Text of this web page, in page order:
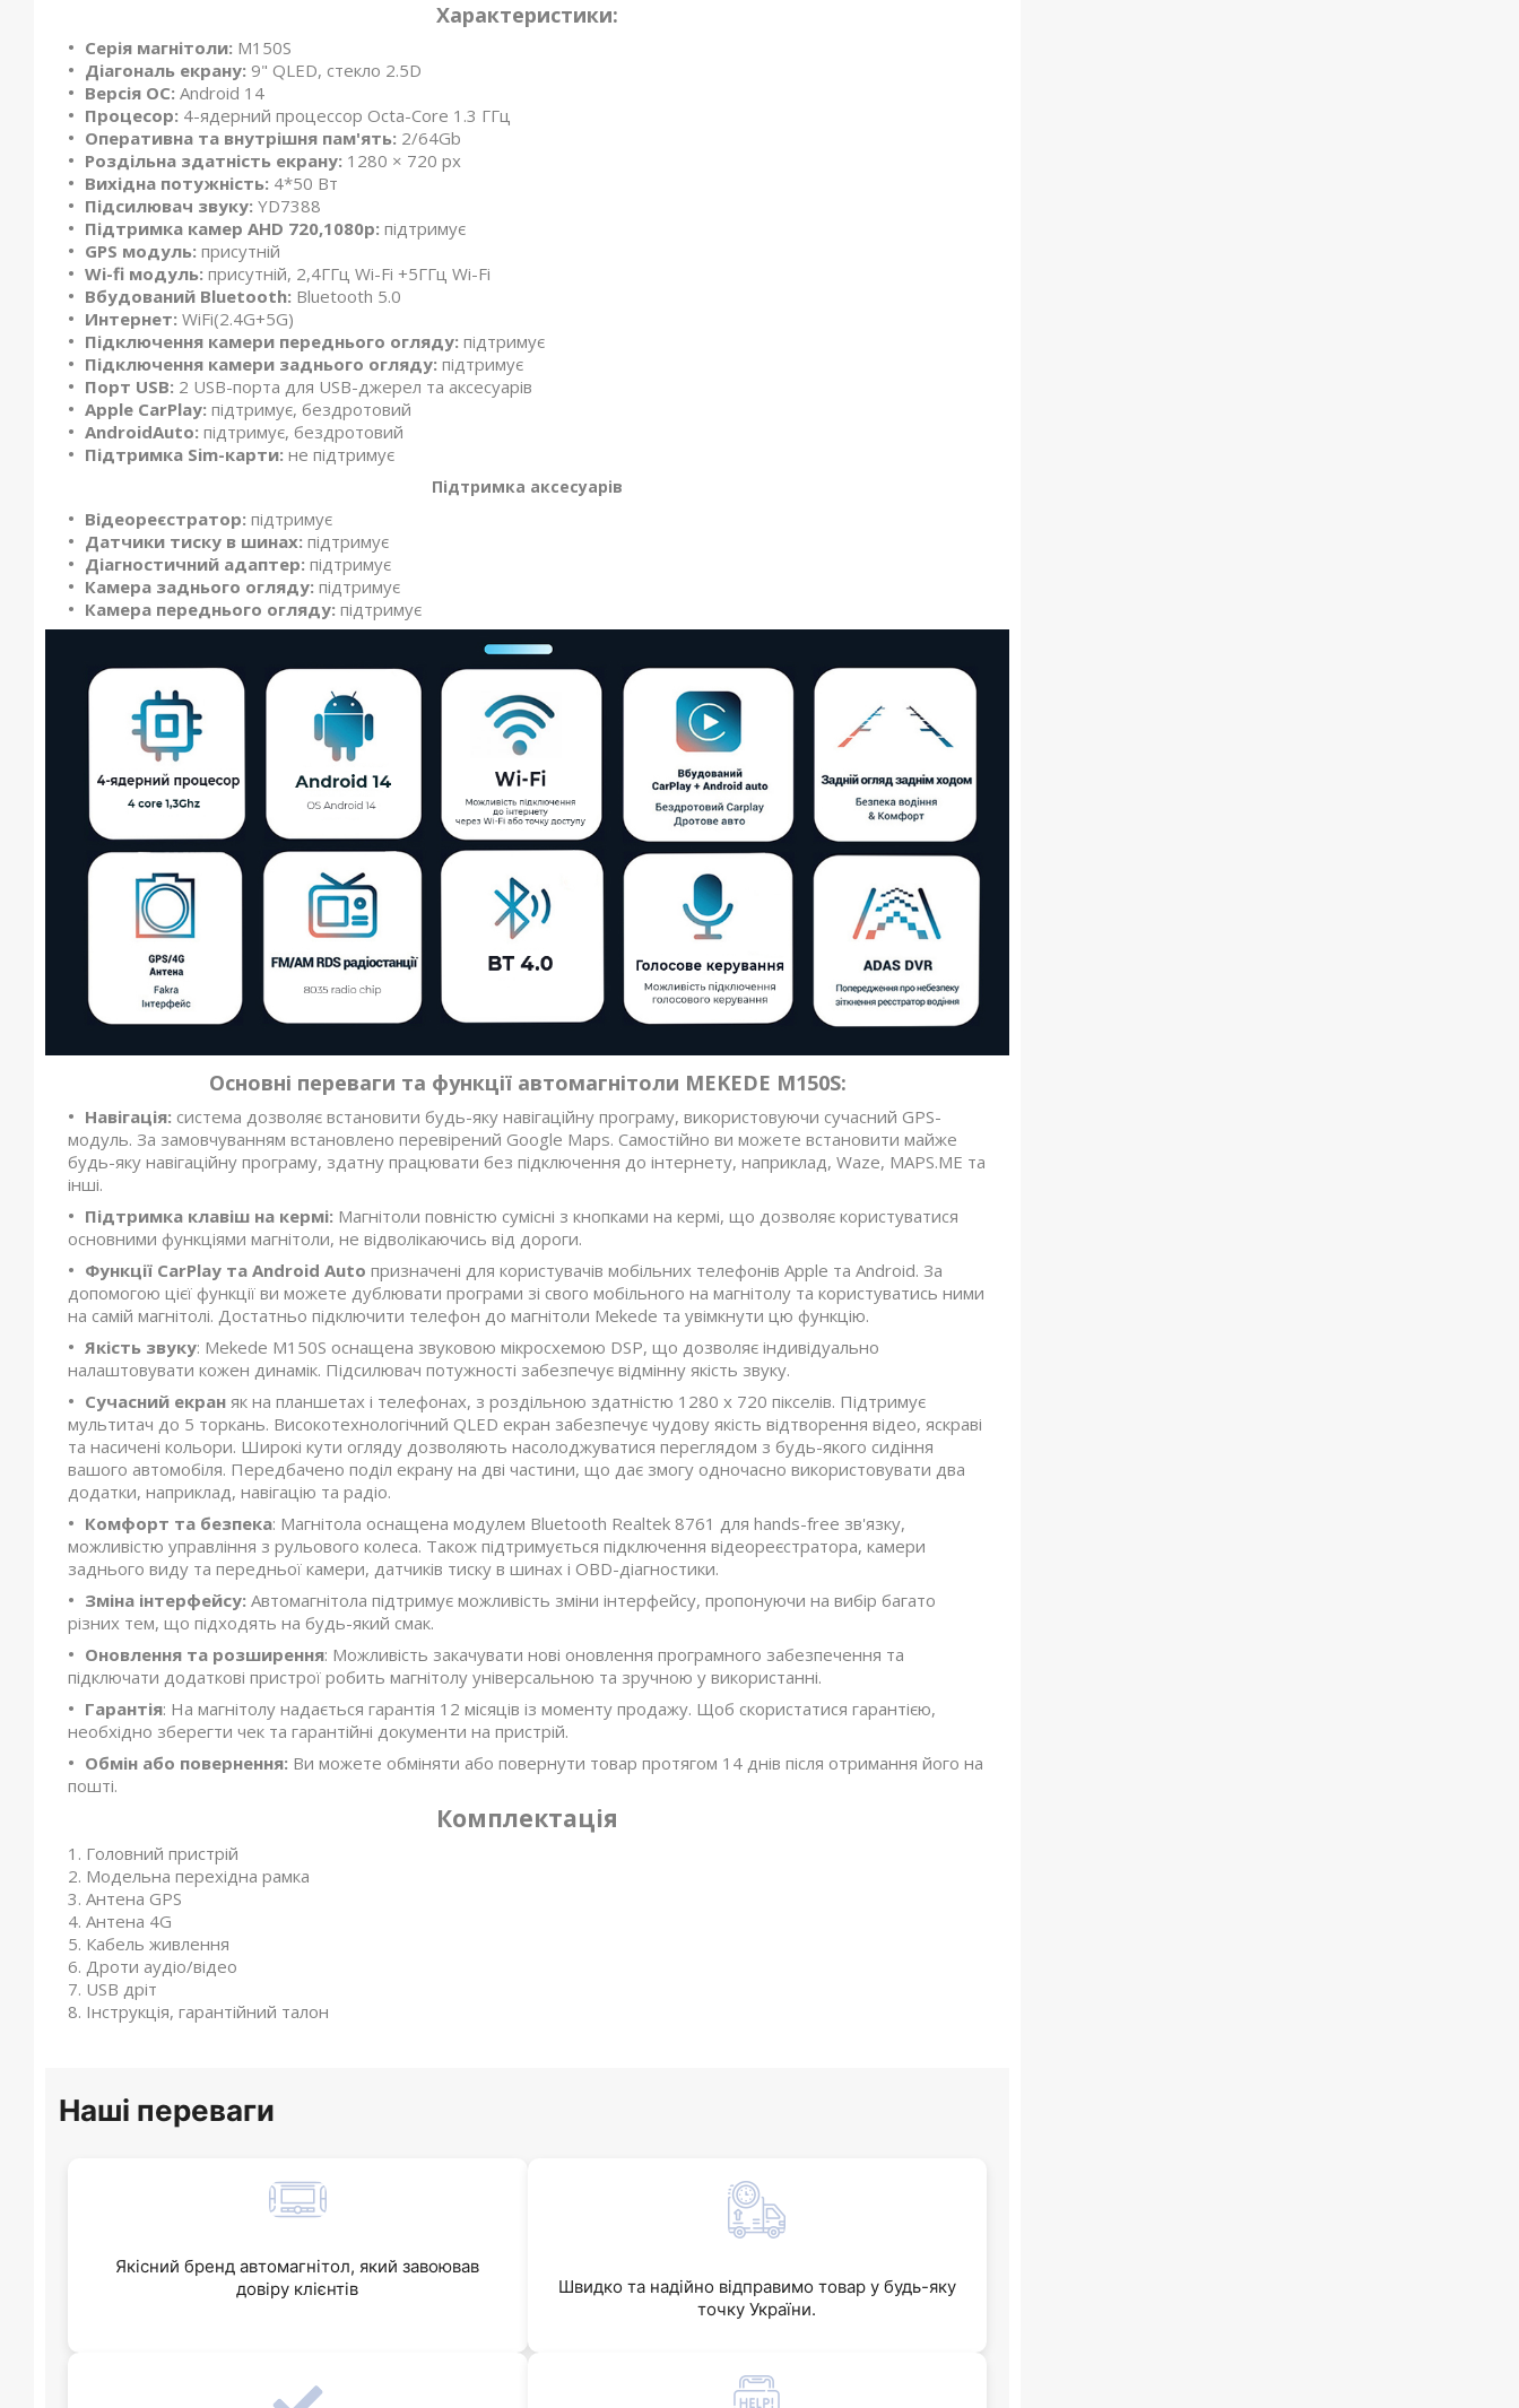
Характеристики:
Серія магнітоли: M150S
Діагональ екрану: 9" QLED, стекло 2.5D
Версія ОС: Android 14
Процесор: 4-ядерний процессор Octa-Core 1.3 ГГц
Оперативна та внутрішня пам'ять: 2/64Gb
Роздільна здатність екрану: 1280 × 720 px
Вихідна потужність: 4*50 Вт
Підсилювач звуку: YD7388
Підтримка камер AHD 720,1080р: підтримує
GPS модуль: присутній
Wi-fi модуль: присутній, 2,4ГГц Wi-Fi +5ГГц Wi-Fi
Вбудований Bluetooth: Bluetooth 5.0
Интернет: WiFi(2.4G+5G)
Підключення камери переднього огляду: підтримує
Підключення камери заднього огляду: підтримує
Порт USB: 2 USB-порта для USB-джерел та аксесуарів
Apple CarPlay: підтримує, бездротовий
AndroidAuto: підтримує, бездротовий
Підтримка Sim-карти: не підтримує
Підтримка аксесуарів
Відеореєстратор: підтримує
Датчики тиску в шинах: підтримує
Діагностичний адаптер: підтримує
Камера заднього огляду: підтримує
Камера переднього огляду: підтримує
Основні переваги та функції автомагнітоли MEKEDE M150S:
Навігація: система дозволяє встановити будь-яку навігаційну програму, використовуючи сучасний GPS-
модуль. За замовчуванням встановлено перевірений Google Maps. Самостійно ви можете встановити майже
будь-яку навігаційну програму, здатну працювати без підключення до інтернету, наприклад, Waze, MAPS.ME та
інші.
Підтримка клавіш на кермі: Магнітоли повністю сумісні з кнопками на кермі, що дозволяє користуватися
основними функціями магнітоли, не відволікаючись від дороги.
Функції CarPlay та Android Auto призначені для користувачів мобільних телефонів Apple та Android. За
допомогою цієї функції ви можете дублювати програми зі свого мобільного на магнітолу та користуватись ними
на самій магнітолі. Достатньо підключити телефон до магнітоли Mekede та увімкнути цю функцію.
Якість звуку: Mekede M150S оснащена звуковою мікросхемою DSP, що дозволяє індивідуально
налаштовувати кожен динамік. Підсилювач потужності забезпечує відмінну якість звуку.
Сучасний екран як на планшетах і телефонах, з роздільною здатністю 1280 х 720 пікселів. Підтримує
мультитач до 5 торкань. Високотехнологічний QLED екран забезпечує чудову якість відтворення відео, яскраві
та насичені кольори. Широкі кути огляду дозволяють насолоджуватися переглядом з будь-якого сидіння
вашого автомобіля. Передбачено поділ екрану на дві частини, що дає змогу одночасно використовувати два
додатки, наприклад, навігацію та радіо.
Комфорт та безпека: Магнітола оснащена модулем Bluetooth Realtek 8761 для hands-free зв'язку,
можливістю управління з рульового колеса. Також підтримується підключення відеореєстратора, камери
заднього виду та передньої камери, датчиків тиску в шинах і OBD-діагностики.
Зміна інтерфейсу: Автомагнітола підтримує можливість зміни інтерфейсу, пропонуючи на вибір багато
різних тем, що підходять на будь-який смак.
Оновлення та розширення: Можливість закачувати нові оновлення програмного забезпечення та
підключати додаткові пристрої робить магнітолу універсальною та зручною у використанні.
Гарантія: На магнітолу надається гарантія 12 місяців із моменту продажу. Щоб скористатися гарантією,
необхідно зберегти чек та гарантійні документи на пристрій.
Обмін або повернення: Ви можете обміняти або повернути товар протягом 14 днів після отримання його на
пошті.
Комплектація
Головний пристрій
Модельна перехідна рамка
Антена GPS
Антена 4G
Кабель живлення
Дроти аудіо/відео
USB дріт
Інструкція, гарантійний талон
Наші переваги
Якісний бренд автомагнітол, який завоював
довіру клієнтів
Швидко та надійно відправимо товар у будь-яку
точку України.